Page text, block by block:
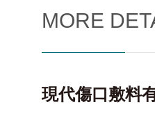
MORE
現代傷口敷料